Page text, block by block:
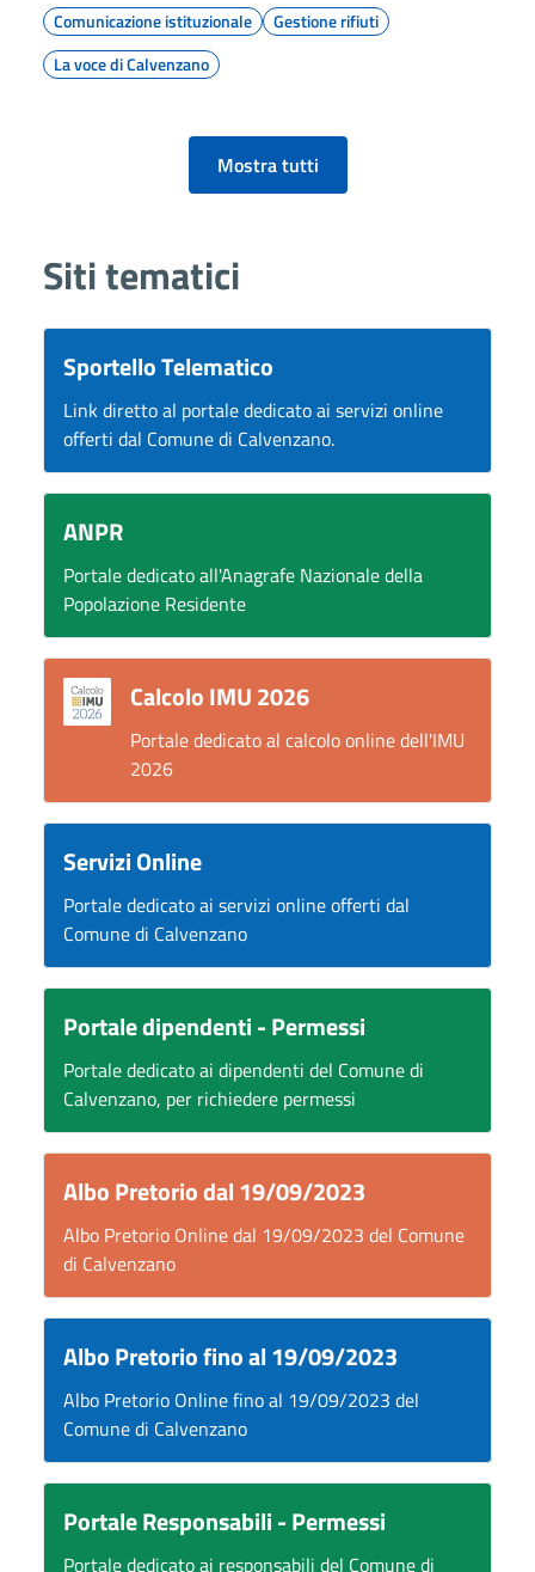
Comunicazione istituzionale
Gestione rifiuti
La voce di Calvenzano
Mostra tutti
Siti tematici
Sportello Telematico
Link diretto al portale dedicato ai servizi online
offerti dal Comune di Calvenzano.
ANPR
Portale dedicato all'Anagrafe Nazionale della
Popolazione Residente
Calcolo IMU 2026
Portale dedicato al calcolo online dell'IMU
2026
Servizi Online
Portale dedicato ai servizi online offerti dal
Comune di Calvenzano
Portale dipendenti - Permessi
Portale dedicato ai dipendenti del Comune di
Calvenzano, per richiedere permessi
Albo Pretorio dal 19/09/2023
Albo Pretorio Online dal 19/09/2023 del Comune
di Calvenzano
Albo Pretorio fino al 19/09/2023
Albo Pretorio Online fino al 19/09/2023 del
Comune di Calvenzano
Portale Responsabili - Permessi
Portale dedicato ai responsabili del Comune di